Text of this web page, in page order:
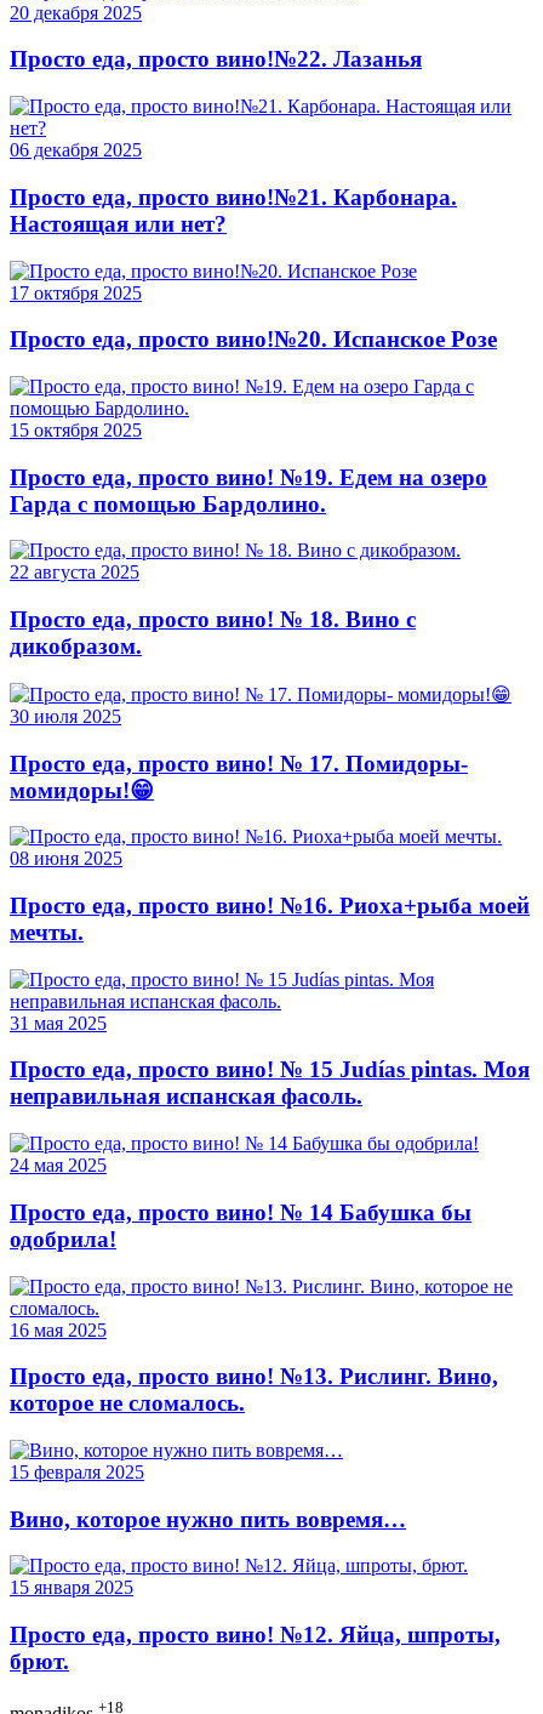
20 декабря 2025
Просто еда, просто вино!№22. Лазанья
06 декабря 2025
Просто еда, просто вино!№21. Карбонара.
Настоящая или нет?
17 октября 2025
Просто еда, просто вино!№20. Испанское Розе
15 октября 2025
Просто еда, просто вино! №19. Едем на озеро
Гарда с помощью Бардолино.
22 августа 2025
Просто еда, просто вино! № 18. Вино с
дикобразом.
30 июля 2025
Просто еда, просто вино! № 17. Помидоры-
момидоры!😁
08 июня 2025
Просто еда, просто вино! №16. Риоха+рыба моей
мечты.
31 мая 2025
Просто еда, просто вино! № 15 Judías pintas. Моя
неправильная испанская фасоль.
24 мая 2025
Просто еда, просто вино! № 14 Бабушка бы
одобрила!
16 мая 2025
Просто еда, просто вино! №13. Рислинг. Вино,
которое не сломалось.
15 февраля 2025
Вино, которое нужно пить вовремя…
15 января 2025
Просто еда, просто вино! №12. Яйца, шпроты,
брют.
+18